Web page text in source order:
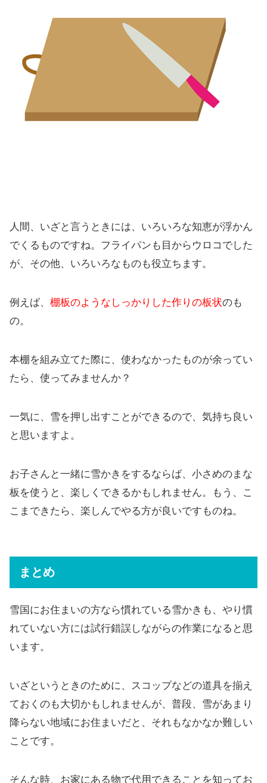
人間、いざと言うときには、いろいろな知恵が浮かん
でくるものですね。フライパンも目からウロコでした
が、その他、いろいろなものも役立ちます。
例えば、 棚板のようなしっかりした作りの板状のも
の。
本棚を組み立てた際に、使わなかったものが余ってい
たら、使ってみませんか？
一気に、雪を押し出すことができるので、気持ち良い
と思いますよ。
お子さんと一緒に雪かきをするならば、小さめのまな
板を使うと、楽しくできるかもしれません。もう、こ
こまできたら、楽しんでやる方が良いですものね。
まとめ
雪国にお住まいの方なら慣れている雪かきも、やり慣
れていない方には試行錯誤しながらの作業になると思
います。
いざというときのために、スコップなどの道具を揃え
ておくのも大切かもしれませんが、普段、雪があまり
降らない地域にお住まいだと、それもなかなか難しい
ことです。
そんな時、お家にある物で代用できることを知ってお